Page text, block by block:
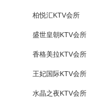
柏悦汇KTV会所
盛世皇朝KTV会所
香格美拉KTV会所
王妃国际KTV会所
水晶之夜KTV会所